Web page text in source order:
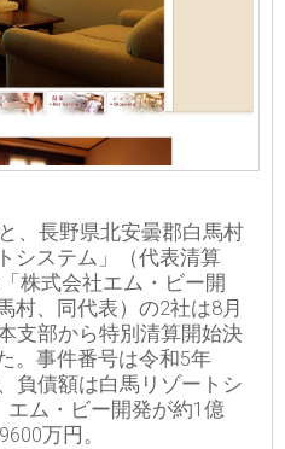
、長野県北安曇郡白馬村
システム」（代表清算
株式会社エム・ビー開
村、同代表）の2社は8月
支部から特別清算開始決
。事件番号は令和5年
負債額は白馬リゾートシ
エム・ビー開発が約1億
万円。